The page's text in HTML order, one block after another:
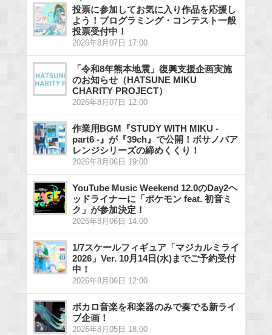
投票に参加してお気に入り作品を応援し
よう！プログラミング・コンテスト一般
投票受付中！
2026年8月07日 17:00
「令和8年熊本地震」復興支援企画実施
のお知らせ（HATSUNE MIKU
CHARITY PROJECT）
2026年8月07日 12:00
作業用BGM『STUDY WITH MIKU -
part6 -』が『39ch』で公開！ボサノバア
レンジシリーズの締めくくり！
2026年8月06日 19:00
YouTube Music Weekend 12.0のDay2ヘ
ッドライナーに「ポケモン feat. 初音ミ
ク」が参加決定！
2026年8月06日 14:00
1/7スケールフィギュア「マジカルミライ
2026」Ver. 10月14日(水)までご予約受付
中！
2026年8月06日 12:00
ボカロ音楽を和楽器のみで奏でる新ライ
ブ企画！
2026年8月05日 18:00